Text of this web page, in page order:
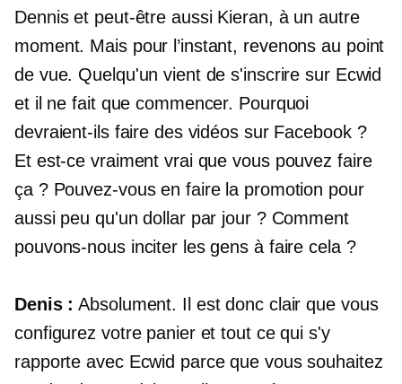
Dennis et peut-être aussi Kieran, à un autre
moment. Mais pour l’instant, revenons au point
de vue. Quelqu'un vient de s'inscrire sur Ecwid
et il ne fait que commencer. Pourquoi
devraient-ils faire des vidéos sur Facebook ?
Et est-ce vraiment vrai que vous pouvez faire
ça ? Pouvez-vous en faire la promotion pour
aussi peu qu'un dollar par jour ? Comment
pouvons-nous inciter les gens à faire cela ?
Denis : Absolument. Il est donc clair que vous
configurez votre panier et tout ce qui s'y
rapporte avec Ecwid parce que vous souhaitez